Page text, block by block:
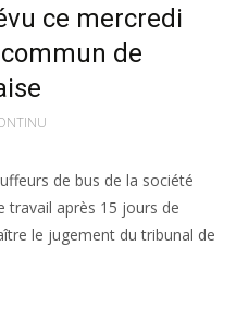
ce mercredi
de
de bus de la société
travail après 15 jours de
le jugement du tribunal de